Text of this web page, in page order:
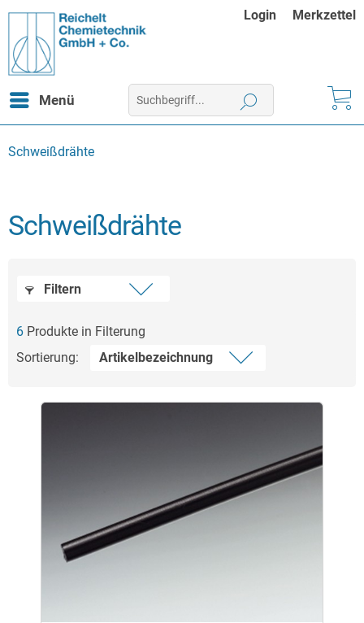
Login Merkzettel
Menü
Schweißdrähte
Schweißdrähte
Filtern
6 Produkte in Filterung
Sortierung: